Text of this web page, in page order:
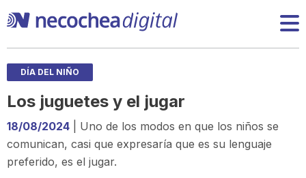
DÍA DEL NIÑO
Los juguetes y el jugar
18/08/2024 | Uno de los modos en que los niños se
comunican, casi que expresaría que es su lenguaje
preferido, es el jugar.